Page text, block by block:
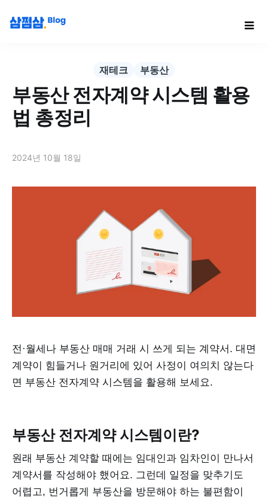
재테크 부동산
부동산 전자계약 시스템 활용
법 총정리
2024년 10월 18일
전·월세나 부동산 매매 거래 시 쓰게 되는 계약서. 대면
계약이 힘들거나 원거리에 있어 사정이 여의치 않는다
면 부동산 전자계약 시스템을 활용해 보세요.
부동산 전자계약 시스템이란?
원래 부동산 계약할 때에는 임대인과 임차인이 만나서
계약서를 작성해야 했어요. 그런데 일정을 맞추기도
어렵고, 번거롭게 부동산을 방문해야 하는 불편함이